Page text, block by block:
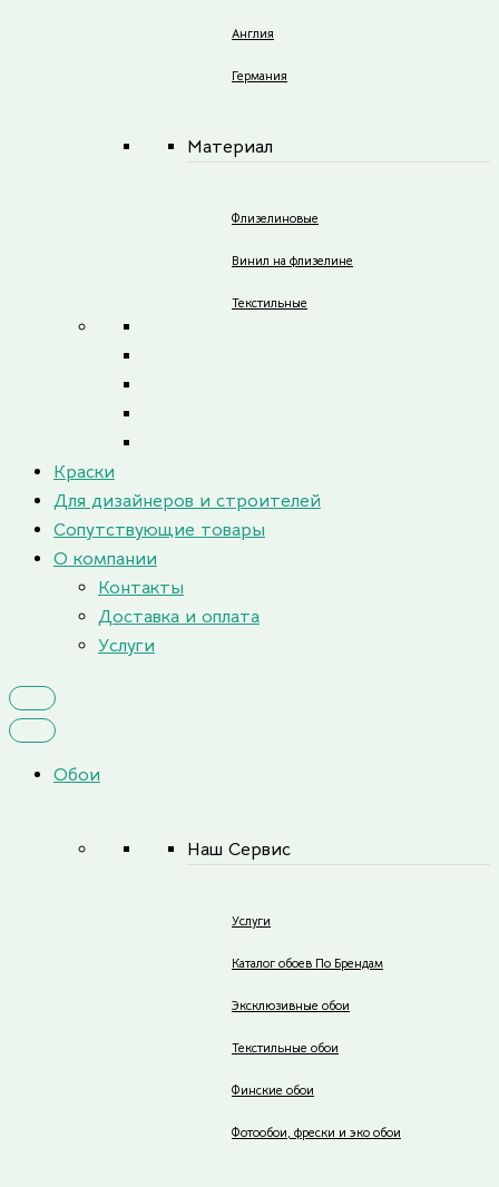
Англия
Германия
Материал
Флизелиновые
Винил на флизелине
Текстильные
Краски
Для дизайнеров и строителей
Сопутствующие товары
О компании
Контакты
Доставка и оплата
Услуги
Обои
Наш Сервис
Услуги
Каталог обоев По Брендам
Эксклюзивные обои
Текстильные обои
Финские обои
Фотообои, фрески и эко обои